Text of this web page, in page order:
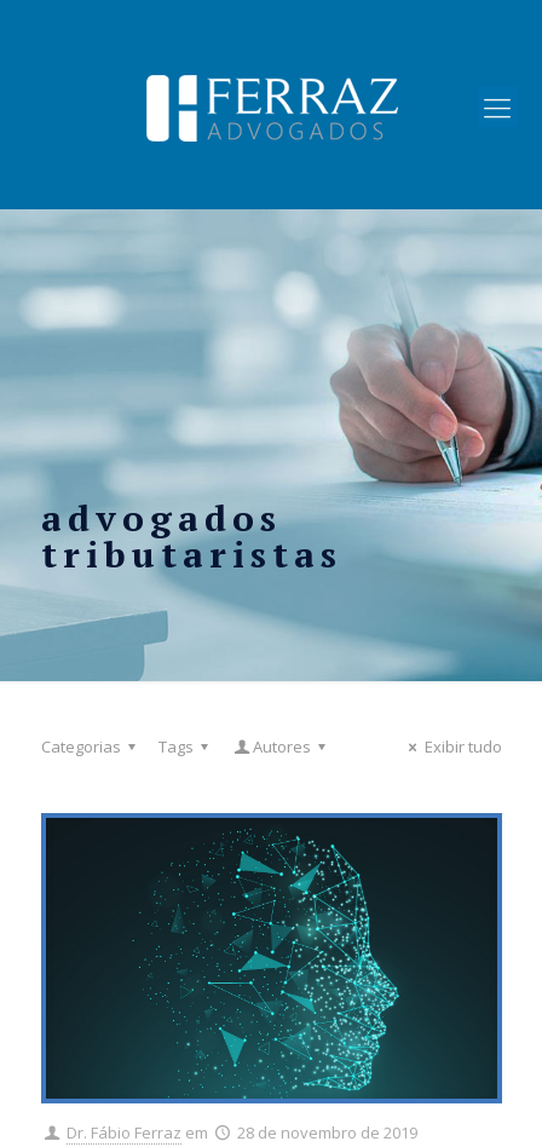
advogados
tributaristas
Categorias Tags Autores Exibir tudo
Dr. Fábio Ferraz em 28 de novembro de 2019